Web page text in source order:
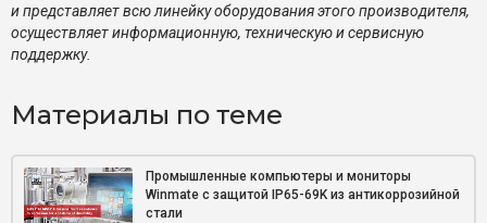
и представляет всю линейку оборудования этого производителя,
осуществляет информационную, техническую и сервисную
поддержку.
Материалы по теме
Промышленные компьютеры и мониторы
Winmate с защитой IP65-69K из антикоррозийной
стали